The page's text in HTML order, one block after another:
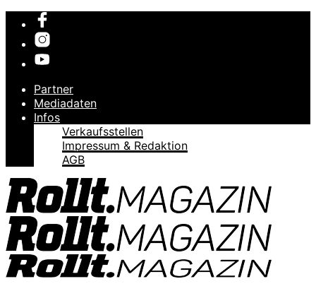
Partner
Mediadaten
Infos
Verkaufsstellen
Impressum & Redaktion
AGB